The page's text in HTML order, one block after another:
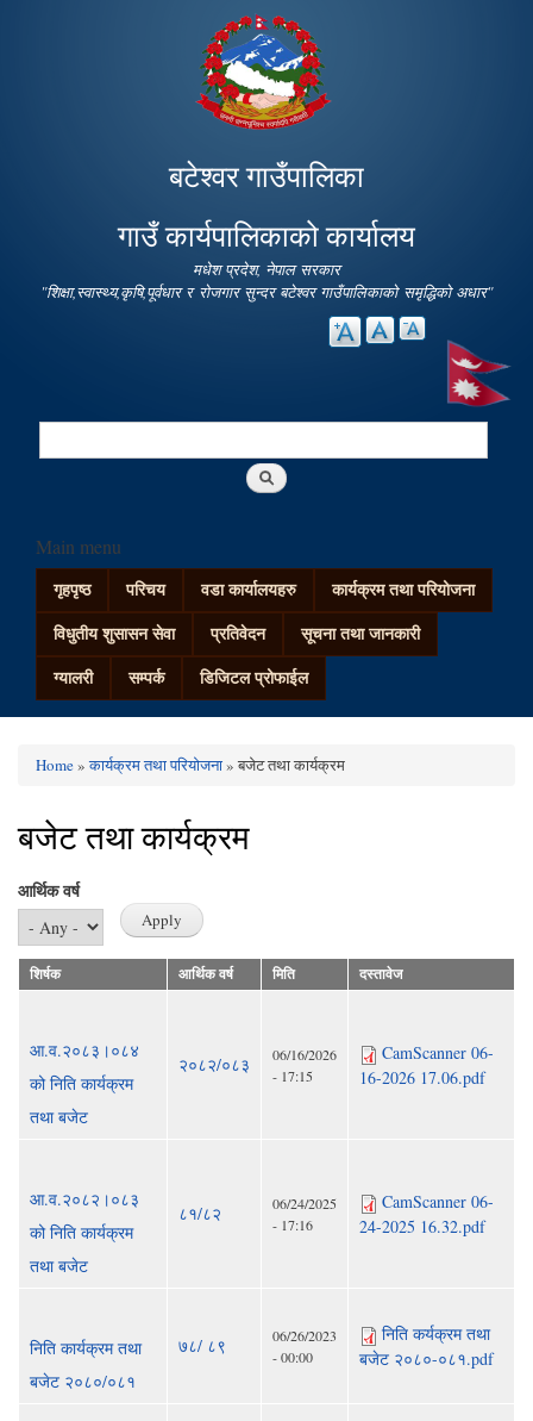
main
content
बटेश्वर गाउँपालिका
गाउँ कार्यपालिकाको कार्यालय
मधेश प्रदेश, नेपाल सरकार
"शिक्षा,स्वास्थ्य,कृषि,पूर्वधार र रोजगार सुन्दर बटेश्वर गाउँपालिकाको समृद्धिको अधार"
Search
Main menu
गृहपृष्ठ
परिचय वडा कार्यालयहरु
कार्यक्रम तथा परियोजना
विधुतीय शुसासन सेवा
प्रतिवेदन
सूचना तथा जानकारी
ग्यालरी
सम्पर्क डिजिटल प्रोफाईल
You are here
Home»कार्यक्रम तथा परियोजना» बजेट तथा कार्यक्रम
बजेट तथा कार्यक्रम
आर्थिक वर्ष
शिर्षक आर्थिक वर्ष मिति दस्तावेज
आ.व.२०८३।०८४
को निति कार्यक्रम
तथा बजेट
२०८२/०८३
06/16/2026
- 17:15
CamScanner 06-
16-2026 17.06.pdf
आ.व.२०८२।०८३
को निति कार्यक्रम
तथा बजेट
८१/८२
06/24/2025
- 17:16
CamScanner 06-
24-2025 16.32.pdf
निति कार्यक्रम तथा
बजेट २०८०/०८१
७८/ ८९
06/26/2023
- 00:00
निति कर्यक्रम तथा
बजेट २०८०-०८१.pdf